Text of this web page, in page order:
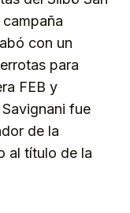
con un
para
FEB y
fue
de la
al título de la